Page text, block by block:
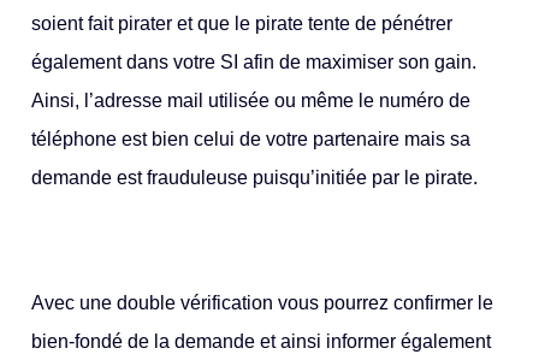
soient fait pirater et que le pirate tente de pénétrer
également dans votre SI afin de maximiser son gain.
Ainsi, l’adresse mail utilisée ou même le numéro de
téléphone est bien celui de votre partenaire mais sa
demande est frauduleuse puisqu’initiée par le pirate.
Avec une double vérification vous pourrez confirmer le
bien-fondé de la demande et ainsi informer également